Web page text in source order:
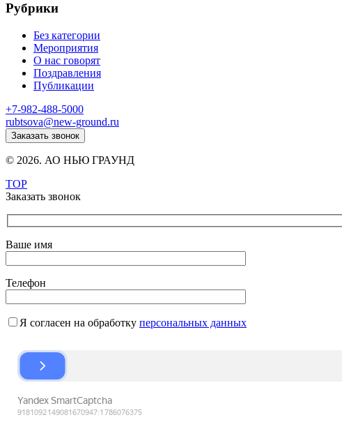
Рубрики
Без категории
Мероприятия
О нас говорят
Поздравления
Публикации
+7-982-488-5000
rubtsova@new-ground.ru
Заказать звонок
© 2026. АО НЬЮ ГРАУНД
TOP
Заказать звонок
Ваше имя
Телефон
Я согласен на обработку персональных данных